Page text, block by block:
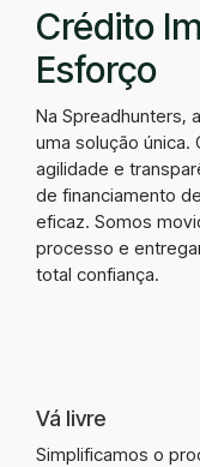
Crédito
Esforço
Na Spreadhunters,
uma solução única.
agilidade e
de financiamento
eficaz. Somos
processo e
total confiança.
Vá livre
Simplificamos o